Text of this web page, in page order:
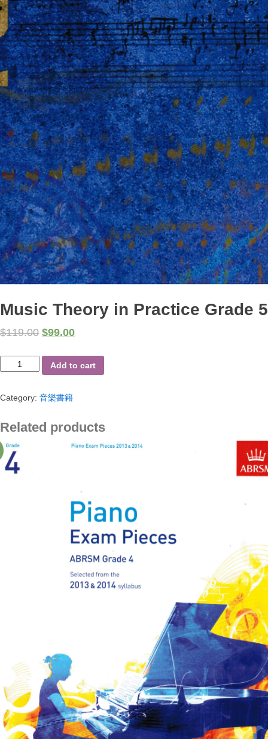
Music Theory in Practice Grade 5
$119.00 $99.00
Music
Theory
Practice
5
Add to cart
Category: 音樂書籍
Related products